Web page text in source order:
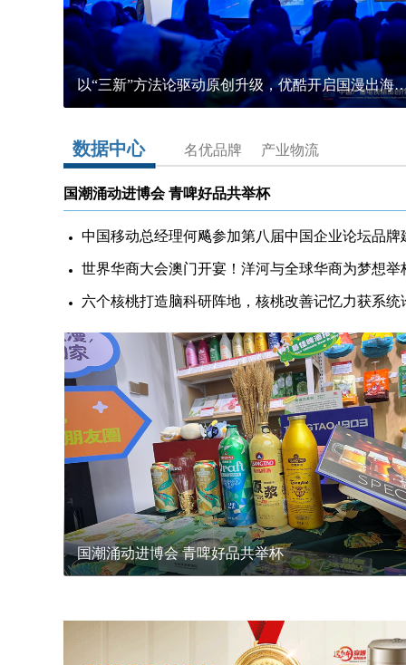
以“三新”方法论驱动原创升级，优
数据中心 名优品牌 产业物流
国潮涌动进博会 青啤好品共举杯
世界华商大会澳门开宴！洋河与全球华商为梦想举
六个核桃打造脑科研阵地，核桃改善记忆力获系统
国潮涌动进博会 青啤好品共举杯